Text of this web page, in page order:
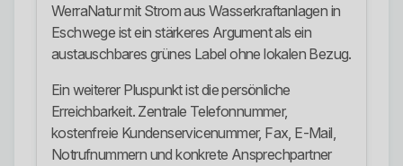
WerraNatur mit Strom aus Wasserkraftanlagen in
Eschwege ist ein stärkeres Argument als ein
austauschbares grünes Label ohne lokalen Bezug.
Ein weiterer Pluspunkt ist die persönliche
Erreichbarkeit. Zentrale Telefonnummer,
kostenfreie Kundenservicenummer, Fax, E-Mail,
Notrufnummern und konkrete Ansprechpartner